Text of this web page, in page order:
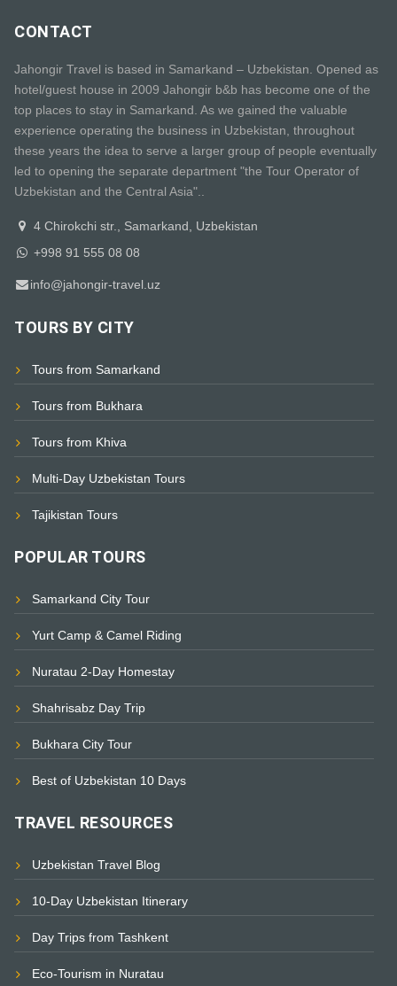
CONTACT
Jahongir Travel is based in Samarkand – Uzbekistan. Opened as
hotel/guest house in 2009 Jahongir b&b has become one of the
top places to stay in Samarkand. As we gained the valuable
experience operating the business in Uzbekistan, throughout
these years the idea to serve a larger group of people eventually
led to opening the separate department "the Tour Operator of
Uzbekistan and the Central Asia"..
4 Chirokchi str., Samarkand, Uzbekistan
+998 91 555 08 08
info@jahongir-travel.uz
TOURS BY CITY
Tours from Samarkand
Tours from Bukhara
Tours from Khiva
Multi-Day Uzbekistan Tours
Tajikistan Tours
POPULAR TOURS
Samarkand City Tour
Yurt Camp & Camel Riding
Nuratau 2-Day Homestay
Shahrisabz Day Trip
Bukhara City Tour
Best of Uzbekistan 10 Days
TRAVEL RESOURCES
Uzbekistan Travel Blog
10-Day Uzbekistan Itinerary
Day Trips from Tashkent
Eco-Tourism in Nuratau